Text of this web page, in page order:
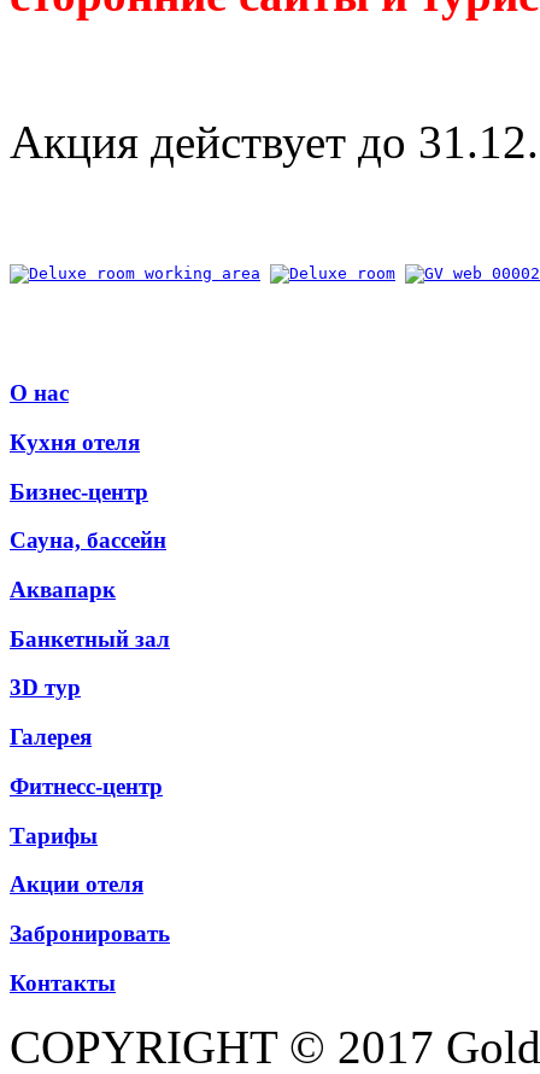
Акция действует до
О нас
Кухня отеля
Бизнес-центр
Сауна, бассейн
Аквапарк
Банкетный зал
3D тур
Галерея
Фитнесс-центр
Тарифы
Акции отеля
Забронировать
Контакты
COPYRIGHT © 2017